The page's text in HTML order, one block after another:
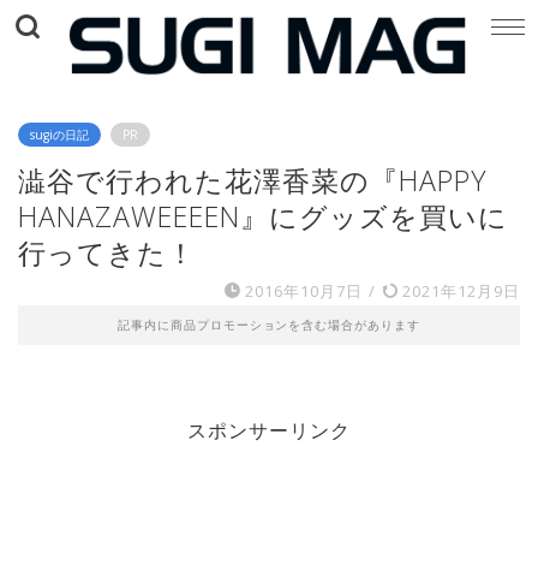
sugiの日記 PR
澁谷で行われた花澤香菜の『HAPPY
HANAZAWEEEEN』にグッズを買いに
行ってきた！
2016年10月7日 / 2021年12月9日
記事内に商品プロモーションを含む場合があります
スポンサーリンク